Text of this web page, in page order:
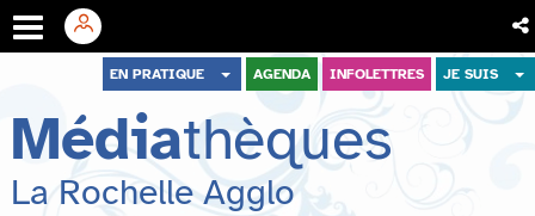
menu
contenu
recherche
EN PRATIQUE AGENDA INFOLETTRES JE SUIS
Médiathèques
La Rochelle Agglo